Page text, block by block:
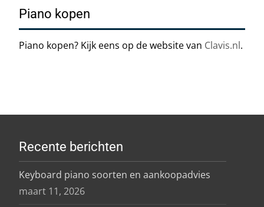
Piano kopen
Piano kopen? Kijk eens op de website van Clavis.nl.
Recente berichten
Keyboard piano soorten en aankoopadvies
maart 11, 2026